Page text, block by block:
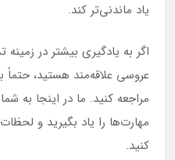
یاد ماندنی‌تر کند.
اگر به یادگیری بیشتر در
عروسی علاقه‌مند هستید،
مراجعه کنید. ما در اینجا به
مهارت‌ها را یاد بگیرید و
کنید.